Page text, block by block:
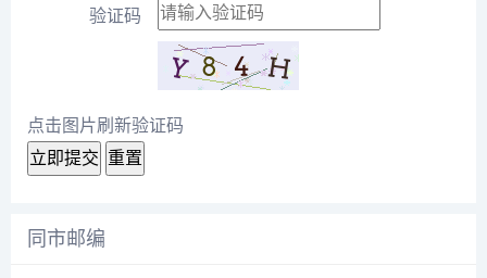
验证码
点击图片刷新验证码
立即提交 重置
同市邮编